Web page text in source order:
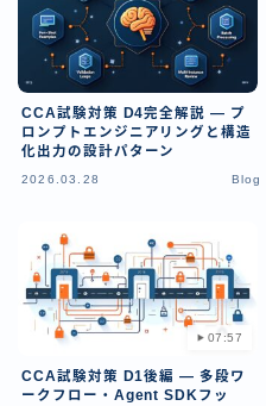
CCA試験対策 D4完全解説 — プ
ロンプトエンジニアリングと構造
化出力の設計パターン
2026.03.28 Blog
07:57
CCA試験対策 D1後編 — 多段ワ
ークフロー・Agent SDKフッ